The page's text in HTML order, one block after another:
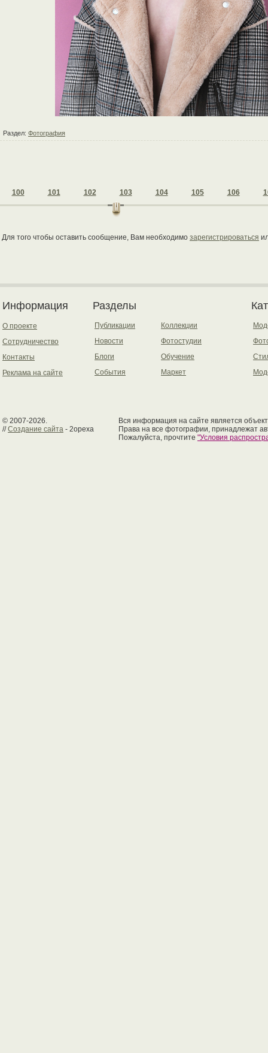
Раздел: Фотография
100 101 102 103 104 105 106
Для того чтобы оставить сообщение, Вам необходимо зарегистрироваться
Информация
О проекте
Сотрудничество
Контакты
Реклама на сайте
Разделы
Публикации
Новости
Блоги
События
Коллекции
Фотостудии
Обучение
Маркет
© 2007-2026.
//Создание сайта - 2opexa
Вся информация на сайте является
Права на все фотографии, принадлежат
Пожалуйста, прочтите "Условия